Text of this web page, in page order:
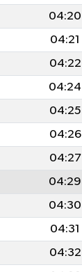
04:20
04:21
04:22
04:24
04:25
04:26
04:27
04:29
04:30
04:31
04:32